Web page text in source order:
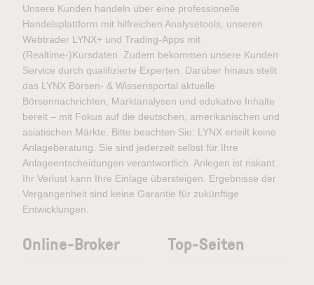
Unsere Kunden handeln über eine professionelle
Handelsplattform mit hilfreichen Analysetools, unseren
Webtrader LYNX+ und Trading-Apps mit
(Realtime-)Kursdaten. Zudem bekommen unsere Kunden
Service durch qualifizierte Experten. Darüber hinaus stellt
das LYNX Börsen- & Wissensportal aktuelle
Börsennachrichten, Marktanalysen und edukative Inhalte
bereit – mit Fokus auf die deutschen, amerikanischen und
asiatischen Märkte. Bitte beachten Sie: LYNX erteilt keine
Anlageberatung. Sie sind jederzeit selbst für Ihre
Anlageentscheidungen verantwortlich. Anlegen ist riskant.
Ihr Verlust kann Ihre Einlage übersteigen. Ergebnisse der
Vergangenheit sind keine Garantie für zukünftige
Entwicklungen.
Online-Broker Top-Seiten